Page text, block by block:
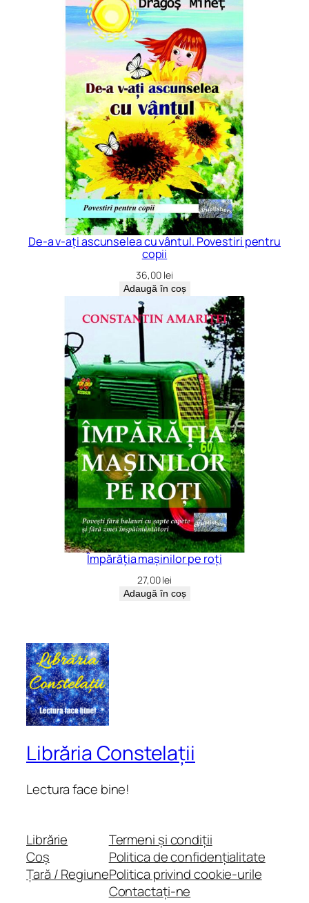
De-a v-ați ascunselea cu vântul. Povestiri pentru
copii
36,00 lei
Adaugă în coș
Împărăția mașinilor pe roți
27,00lei
Adaugă în coș
Librăria Constelații
Lectura face bine!
Librărie
Coș
Țară / Regiune
Termeni și condiții
Politica de confidențialitate
Politica privind cookie-urile
Contactați-ne